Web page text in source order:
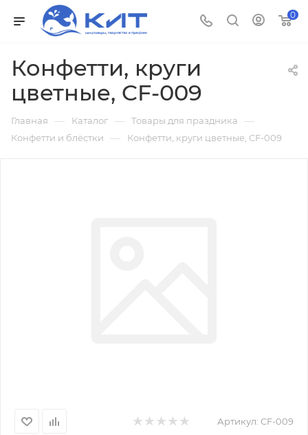
0
Конфетти, круги
цветные, CF-009
Главная — Каталог — Товары для праздника —
Конфетти и блёстки — Конфетти, круги цветные, CF-009
Артикул: CF-009